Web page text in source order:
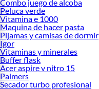
Combo juego de alcoba
Peluca verde
Vitamina e 1000
Maquina de hacer pasta
Pijamas y camisas de dormir
Igor
Vitaminas y minerales
Buffer flask
Acer aspire v nitro 15
Palmers
Secador turbo profesional